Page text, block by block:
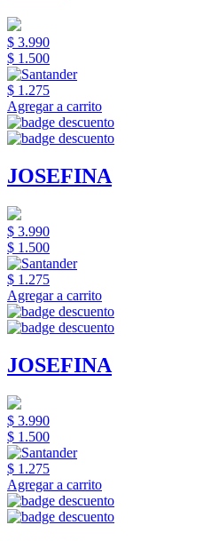
$ 3.990
$ 1.500
$ 1.275
Agregar a carrito
JOSEFINA
$ 3.990
$ 1.500
$ 1.275
Agregar a carrito
JOSEFINA
$ 3.990
$ 1.500
$ 1.275
Agregar a carrito